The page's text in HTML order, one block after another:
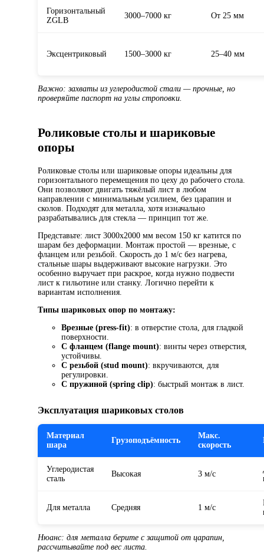
Горизонтальный
ZGLB
3000–7000 кг От 25 мм
Эксцентриковый 1500–3000 кг 25–40 мм
Важно: захваты из углеродистой стали — прочные, но
проверяйте паспорт на углы строповки.
Роликовые столы и шариковые
опоры
Роликовые столы или шариковые опоры идеальны для
горизонтального перемещения по цеху до рабочего стола.
Они позволяют двигать тяжёлый лист в любом
направлении с минимальным усилием, без царапин и
сколов. Подходят для металла, хотя изначально
разрабатывались для стекла — принцип тот же.
Представьте: лист 3000x2000 мм весом 150 кг катится по
шарам без деформации. Монтаж простой — врезные, с
фланцем или резьбой. Скорость до 1 м/с без нагрева,
стальные шары выдерживают высокие нагрузки. Это
особенно выручает при раскрое, когда нужно подвести
лист к гильотине или станку. Логично перейти к
вариантам исполнения.
Типы шариковых опор по монтажу:
Врезные (press-fit): в отверстие стола, для гладкой
поверхности.
С фланцем (flange mount): винты через отверстия,
устойчивы.
С резьбой (stud mount): вкручиваются, для
регулировки.
С пружиной (spring clip): быстрый монтаж в лист.
Эксплуатация шариковых столов
Материал
шара
Грузоподъёмность
Макс.
скорость
Углеродистая
сталь
Высокая 3 м/с
Для металла Средняя 1 м/с
Нюанс: для металла берите с защитой от царапин,
рассчитывайте под вес листа.